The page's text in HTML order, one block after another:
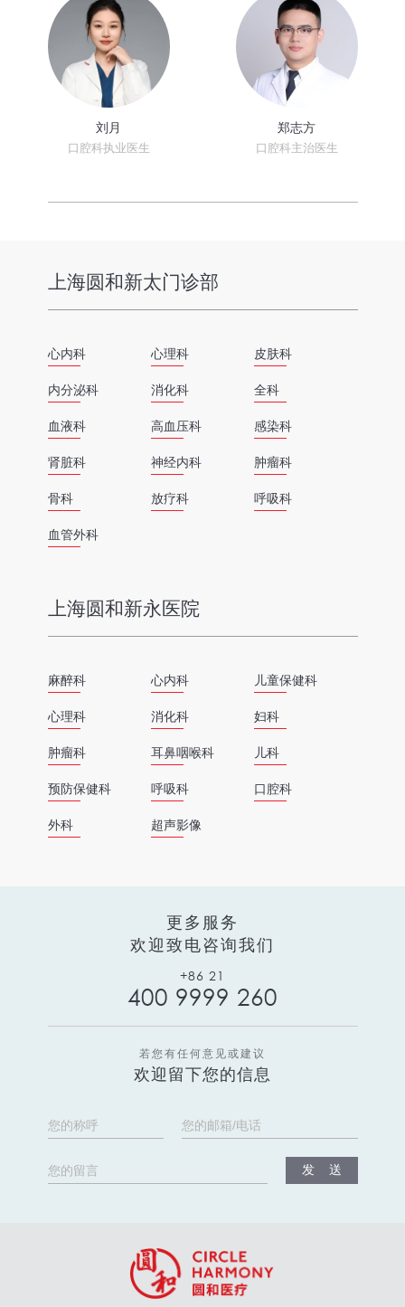
刘月
口腔科执业医生
郑志方
口腔科主治医生
上海圆和新太门诊部
心内科 心理科 皮肤科
内分泌科 消化科 全科
血液科 高血压科 感染科
肾脏科 神经内科 肿瘤科
骨科 放疗科 呼吸科
血管外科
上海圆和新永医院
麻醉科 心内科 儿童保健科
心理科 消化科 妇科
肿瘤科 耳鼻咽喉科 儿科
预防保健科 呼吸科 口腔科
外科 超声影像
更多服务
欢迎致电咨询我们
+86 21
400 9999 260
若您有任何意见或建议
欢迎留下您的信息